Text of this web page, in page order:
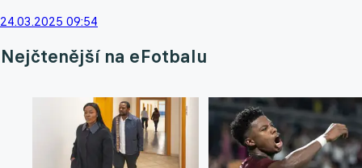
24.03.2025 09:54
Nejčtenější na eFotbalu